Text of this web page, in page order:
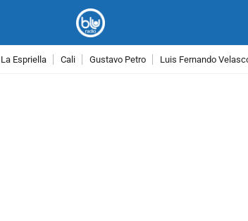
Espriella Cali Gustavo Petro Luis Fernando